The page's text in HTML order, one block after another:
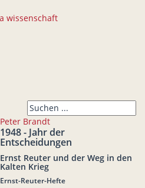
Peter Brandt
1948 - Jahr der
Entscheidungen
Ernst Reuter und der Weg in den
Kalten Krieg
Ernst-Reuter-Hefte